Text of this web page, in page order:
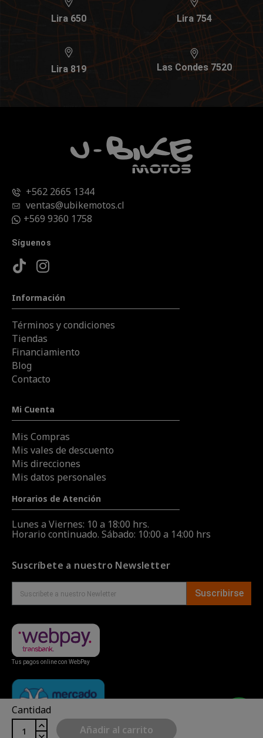
Cantidad
Añadir al carrito
Lira 650 Lira 754
Lira 819 Las Condes 7520
+562 2665 1344
ventas@ubikemotos.cl
+569 9360 1758
Síguenos
Información
Términos y condiciones
Tiendas
Financiamiento
Blog
Contacto
Mi Cuenta
Mis Compras
Mis vales de descuento
Mis direcciones
Mis datos personales
Horarios de Atención
Lunes a Viernes: 10 a 18:00 hrs.
Horario continuado. Sábado: 10:00 a 14:00 hrs
Suscríbete a nuestro Newsletter
Suscribirse
Tus pagos online con WebPay